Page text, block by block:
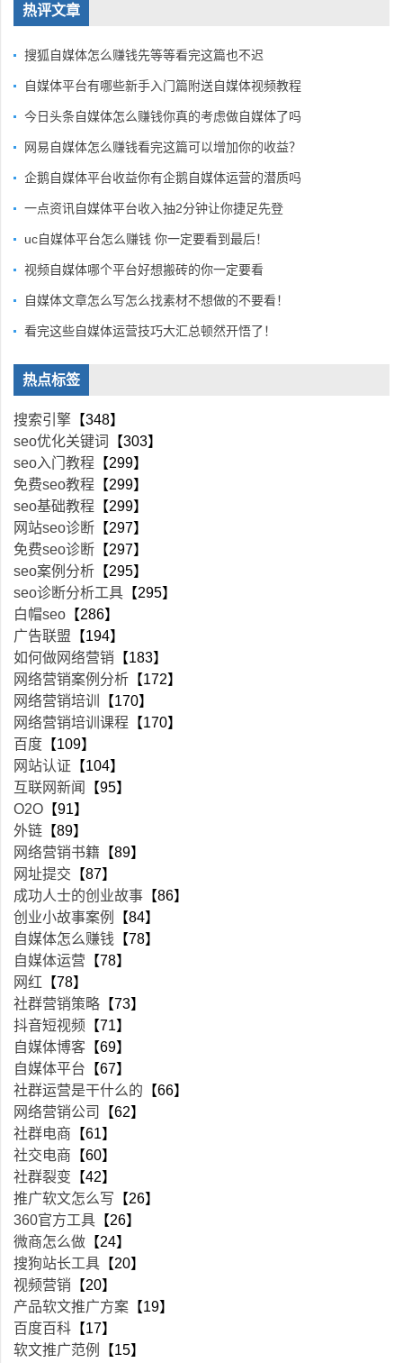
热评文章
搜狐自媒体怎么赚钱先等等看完这篇也不迟
自媒体平台有哪些新手入门篇附送自媒体视频教程
今日头条自媒体怎么赚钱你真的考虑做自媒体了吗
网易自媒体怎么赚钱看完这篇可以增加你的收益？
企鹅自媒体平台收益你有企鹅自媒体运营的潜质吗
一点资讯自媒体平台收入抽2分钟让你捷足先登
uc自媒体平台怎么赚钱 你一定要看到最后！
视频自媒体哪个平台好想搬砖的你一定要看
自媒体文章怎么写怎么找素材不想做的不要看！
看完这些自媒体运营技巧大汇总顿然开悟了！
热点标签
搜索引擎 【348】
seo优化关键词
【303】
seo入门教程 【299】
免费seo教程 【299】
seo基础教程 【299】
网站seo诊断 【297】
免费seo诊断 【297】
seo案例分析 【295】
seo诊断分析工具 【295】
白帽seo 【286】
广告联盟 【194】
如何做网络营销 【183】
网络营销案例分析 【172】
网络营销培训
【170】
网络营销培训课程 【170】
百度 【109】
网站认证 【104】
互联网新闻
【95】
O2O 【91】
外链 【89】
网络营销书籍 【89】
网址提交 【87】
成功人士的创业故事 【86】
创业小故事案例
【84】
自媒体怎么赚钱 【78】
自媒体运营 【78】
网红 【78】
社群营销策略 【73】
抖音短视频 【71】
自媒体博客 【69】
自媒体平台 【67】
社群运营是干什么的 【66】
网络营销公司
【62】
社群电商 【61】
社交电商 【60】
社群裂变 【42】
推广软文怎么写 【26】
360官方工具 【26】
微商怎么做 【24】
搜狗站长工具 【20】
视频营销 【20】
产品软文推广方案 【19】
百度百科 【17】
软文推广范例
【15】